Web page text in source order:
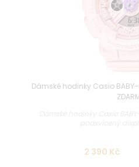
Dámské hodinky Casio BABY-
2 390 Kč